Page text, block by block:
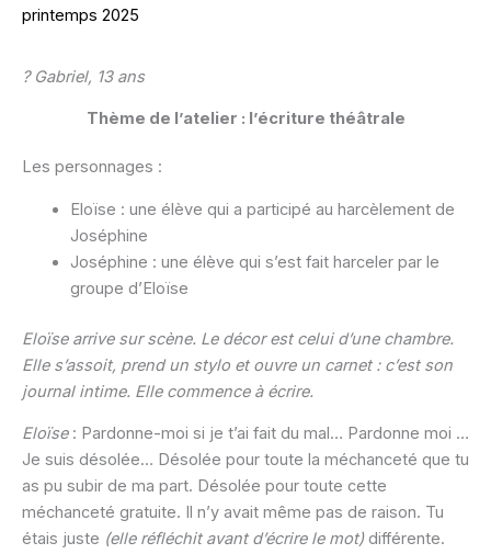
printemps 2025
? Gabriel, 13 ans
Thème de l’atelier : l’écriture théâtrale
Les personnages :
Eloïse : une élève qui a participé au harcèlement de
Joséphine
Joséphine : une élève qui s’est fait harceler par le
groupe d’Eloïse
Eloïse arrive sur scène. Le décor est celui d’une chambre.
Elle s’assoit, prend un stylo et ouvre un carnet : c’est son
journal intime. Elle commence à écrire.
Eloïse: Pardonne-moi si je t’ai fait du mal… Pardonne moi …
Je suis désolée… Désolée pour toute la méchanceté que tu
as pu subir de ma part. Désolée pour toute cette
méchanceté gratuite. Il n’y avait même pas de raison. Tu
étais juste (elle réfléchit avant d’écrire le mot)différente.